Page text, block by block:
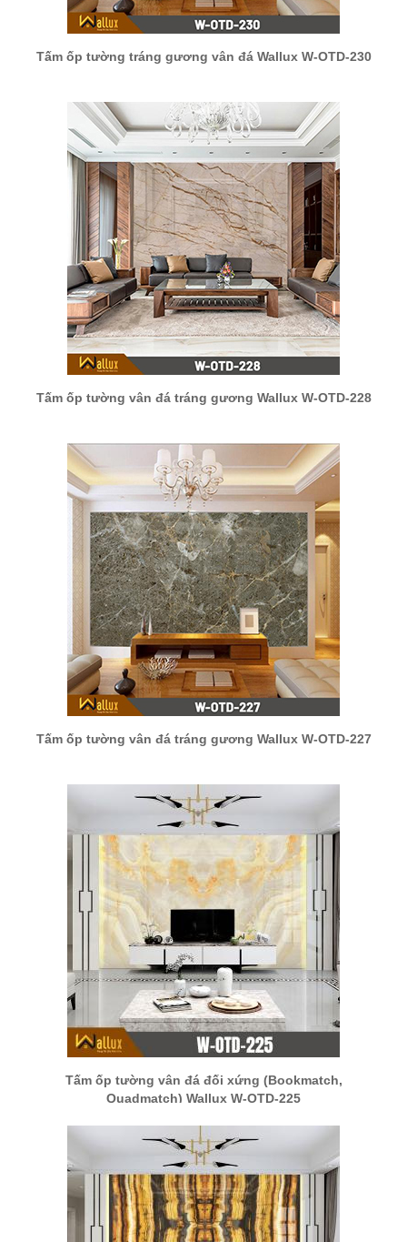
Tấm ốp tường tráng gương vân đá Wallux W-OTD-230
Tấm ốp tường vân đá tráng gương Wallux W-OTD-228
Tấm ốp tường vân đá tráng gương Wallux W-OTD-227
Tấm ốp tường vân đá đối xứng (Bookmatch,
Quadmatch) Wallux W-OTD-225